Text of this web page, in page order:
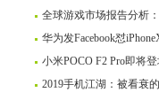
全球游戏市场报告分析
华为发Facebook怼
小米POCO F2 Pro即将
2019手机江湖：被看衰